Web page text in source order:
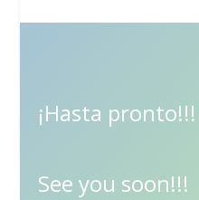
¡Hasta pronto!!!
See you soon!!!